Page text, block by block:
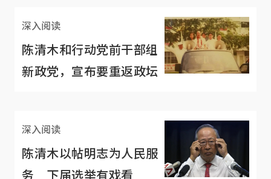
深入阅读
陈清木和行动党前干部组
新政党，宣布要重返政坛
深入阅读
陈清木以帖明志为人民服
务 下届选举有戏看